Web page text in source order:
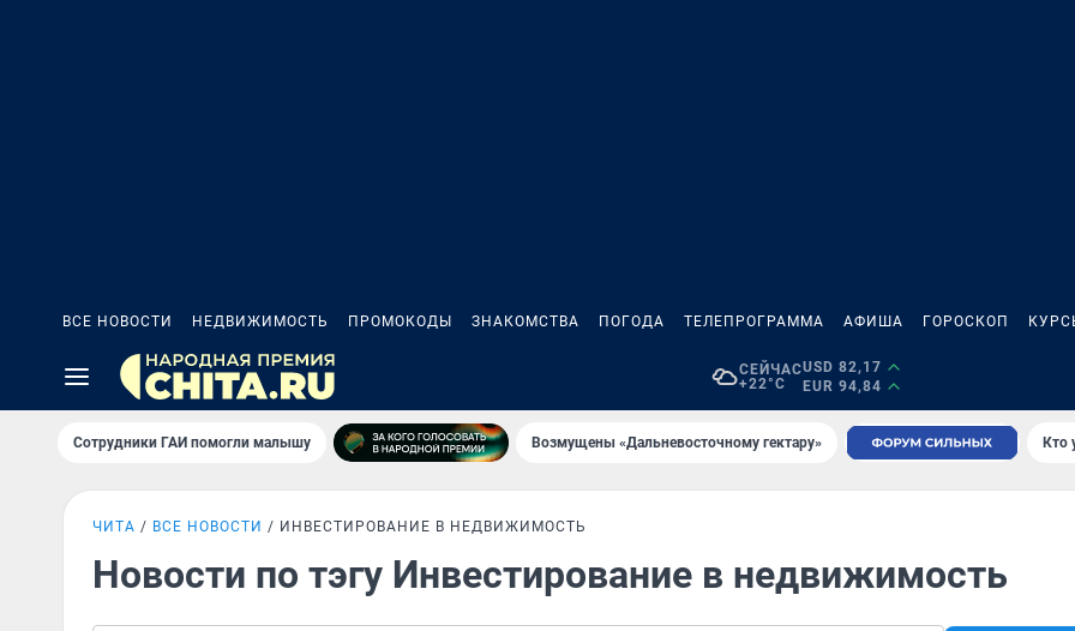
ВСЕ НОВОСТИ НЕДВИЖИМОСТЬ ПРОМОКОДЫ ЗНАКОМСТВА ПОГОДА ТЕЛЕПРОГРАММА АФИША ГОРОСКОП
СЕЙЧАС
+22°C
USD 82,17
EUR 94,84
Сотрудники ГАИ помогли малышу Возмущены «Дальневосточному гектару» Кто
ЧИТА ВСЕ НОВОСТИ ИНВЕСТИРОВАНИЕ В НЕДВИЖИМОСТЬ
Новости по тэгу Инвестирование в недвижимость